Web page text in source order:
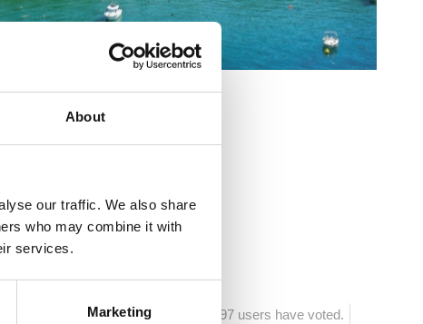
About
our traffic. We also share
who may combine it with
services.
Marketing
21
997 users have voted.